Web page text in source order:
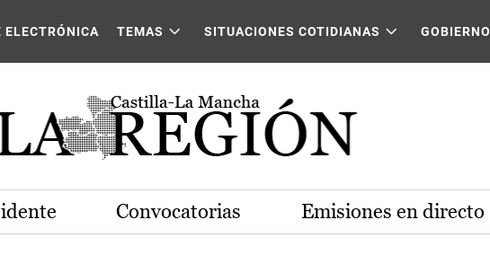
La Mancha
ELECTRÓNICA TEMAS SITUACIONES COTIDIANAS GOBIERNO
Convocatorias Emisiones en directo